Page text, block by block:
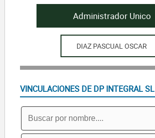
Administrador Unico
DIAZ PASCUAL OSCAR
VINCULACIONES DE DP INTEGRAL SL